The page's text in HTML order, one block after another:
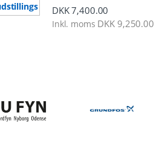
DKK7,400.00
Inkl. moms DKK 9,250.00